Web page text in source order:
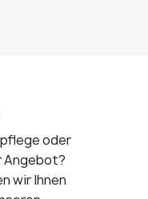
oder
Angebot?
wir Ihnen